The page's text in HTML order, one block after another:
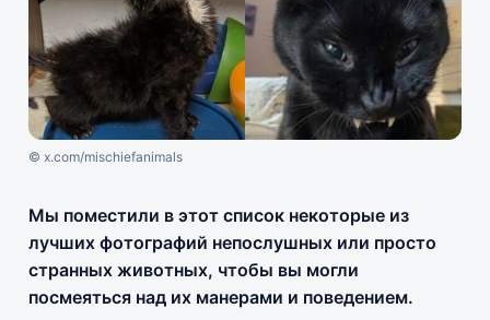
© x.com/mischiefanimals
Мы поместили в этот список некоторые из
лучших фотографий непослушных или просто
странных животных, чтобы вы могли
посмеяться над их манерами и поведением.